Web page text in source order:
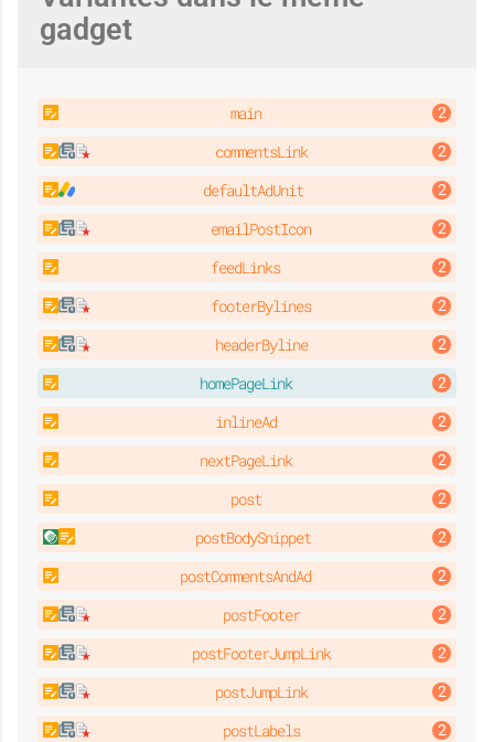
gadget
main
commentsLink
defaultAdUnit
emailPostIcon
feedLinks
footerBylines
headerByline
homePageLink
inlineAd
nextPageLink
post
postBodySnippet
postCommentsAndAd
postFooter
postFooterJumpLink
postJumpLink
postLabels